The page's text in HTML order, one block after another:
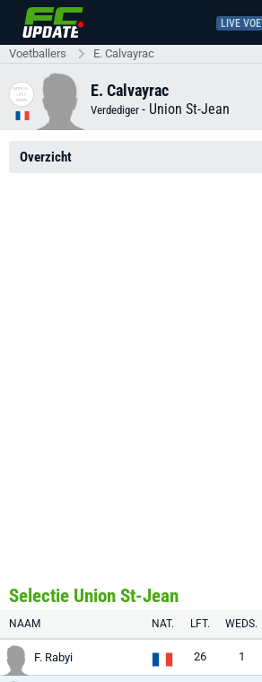
LIVE
Voetballers E. Calvayrac
E. Calvayrac
Verdediger - Union St-Jean
Overzicht
Selectie Union St-Jean
NAAM NAT. LFT. WEDS.
F. Rabyi 26 1